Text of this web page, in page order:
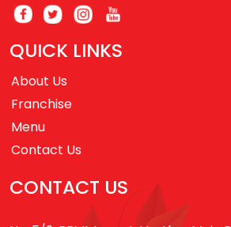
QUICK LINKS
About Us
Franchise
Menu
Contact Us
CONTACT US